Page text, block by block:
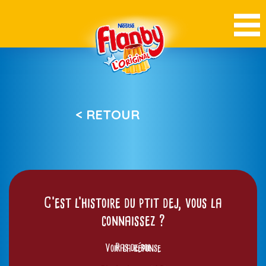
< RETOUR
C’est l’histoire du ptit dej, vous la
connaissez ?
Voir la réponse
Pas de bol.